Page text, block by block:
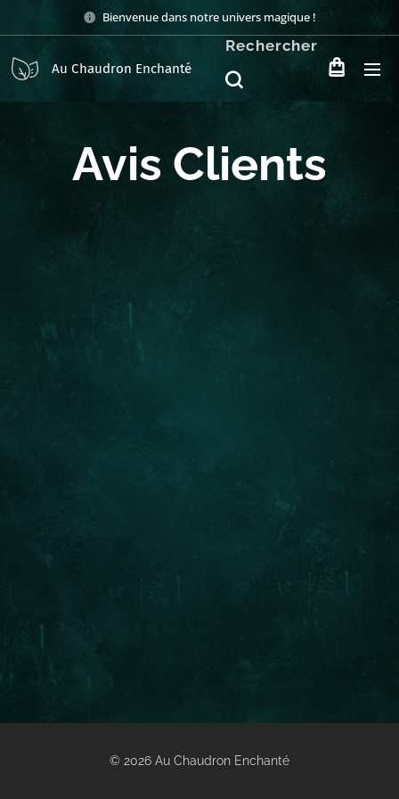
Bienvenue dans notre univers magique !
Au Chaudron Enchanté
Rechercher
Avis Clients
© 2026 Au Chaudron Enchanté